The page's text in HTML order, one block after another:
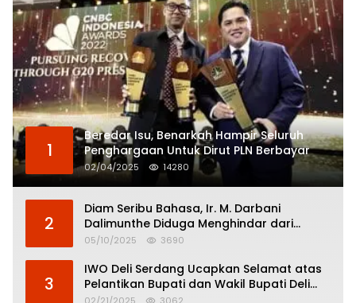
1
Beredar Isu, Benarkah Hampir Seluruh
Penghargaan Untuk Dirut PLN Berbayar
02/04/2025 14280
2
Diam Seribu Bahasa, Ir. M. Darbani
Dalimunthe Diduga Menghindar dari
Pertanggungjawaban Politik
05/10/2025 3690
3
IWO Deli Serdang Ucapkan Selamat atas
Pelantikan Bupati dan Wakil Bupati Deli
Serdang
02/21/2025 3062